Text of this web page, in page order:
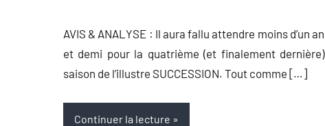
AVIS & ANALYSE : Il aura fallu attendre moins d’un an
et demi pour la quatrième (et finalement dernière)
saison de l’illustre SUCCESSION. Tout comme […]
Continuer la lecture